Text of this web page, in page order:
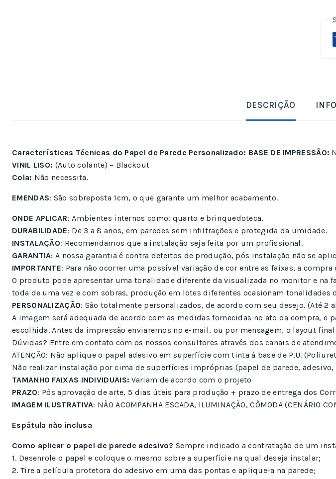
DESCRIÇÃO
Características Técnicas do Papel de Parede Personalizado: BASE DE IMPRESSÃO:
VINIL LISO: (Auto colante) – Blackout
Cola: Não necessita.
EMENDAS: São sobreposta 1cm, o que garante um melhor acabamento.
ONDE APLICAR: Ambientes internos como: quarto e brinquedoteca.
DURABILIDADE: De 3 a 8 anos, em paredes sem infiltrações e protegida da umidade.
INSTALAÇÃO: Recomendamos que a instalação seja feita por um profissional.
GARANTIA: A nossa garantia é contra defeitos de produção, pós instalação não se
IMPORTANTE: Para não ocorrer uma possível variação de cor entre as faixas, a
O produto pode apresentar uma tonalidade diferente da visualizada no monitor e na
toda de uma vez e com sobras, produção em lotes diferentes ocasionam tonalidades
PERSONALIZAÇÃO: São totalmente personalizados, de acordo com seu desejo. (Até 2
A imagem será adequada de acordo com as medidas fornecidas no ato da compra,
escolhida. Antes da impressão enviaremos no e-mail, ou por mensagem, o layout final
Dúvidas? Entre em contato com os nossos consultores através dos canais de
ATENÇÃO: Não aplique o papel adesivo em superfície com tinta à base de P.U.
Não realizar instalação por cima de superfícies impróprias (papel de parede,
TAMANHO FAIXAS INDIVIDUAIS: Variam de acordo com o projeto
PRAZO: Pós aprovação de arte, 5 dias úteis para produção + prazo de entrega dos
IMAGEM ILUSTRATIVA: NÃO ACOMPANHA ESCADA, ILUMINAÇÃO, CÔMODA (CENÁRIO
Espátula não inclusa
Como aplicar o papel de parede adesivo? Sempre indicado a contratação de um
1. Desenrole o papel e coloque o mesmo sobre a superfície na qual deseja instalar;
2. Tire a película protetora do adesivo em uma das pontas e aplique-a na parede;